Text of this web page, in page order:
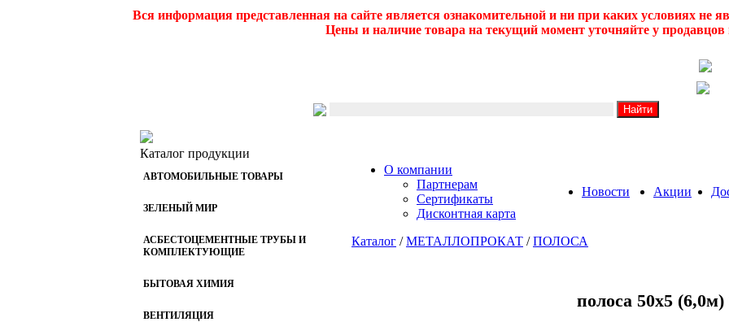
Вся информация представленная на сайте является ознакомительной и ни при каких условиях не
Цены и наличие товара на текущий момент уточняйте у продавцов
Каталог продукции
АВТОМОБИЛЬНЫЕ ТОВАРЫ
ЗЕЛЕНЫЙ МИР
АСБЕСТОЦЕМЕНТНЫЕ ТРУБЫ И
КОМПЛЕКТУЮЩИЕ
БЫТОВАЯ ХИМИЯ
ВЕНТИЛЯЦИЯ
О компании
Партнерам
Сертификаты
Дисконтная карта
Новости Акции
Каталог /МЕТАЛЛОПРОКАТ /ПОЛОСА
полоса 50х5